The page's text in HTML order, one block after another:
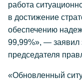
работа
в достижение
обеспечению
99,99%», — заявил
председателя
«Обновленный